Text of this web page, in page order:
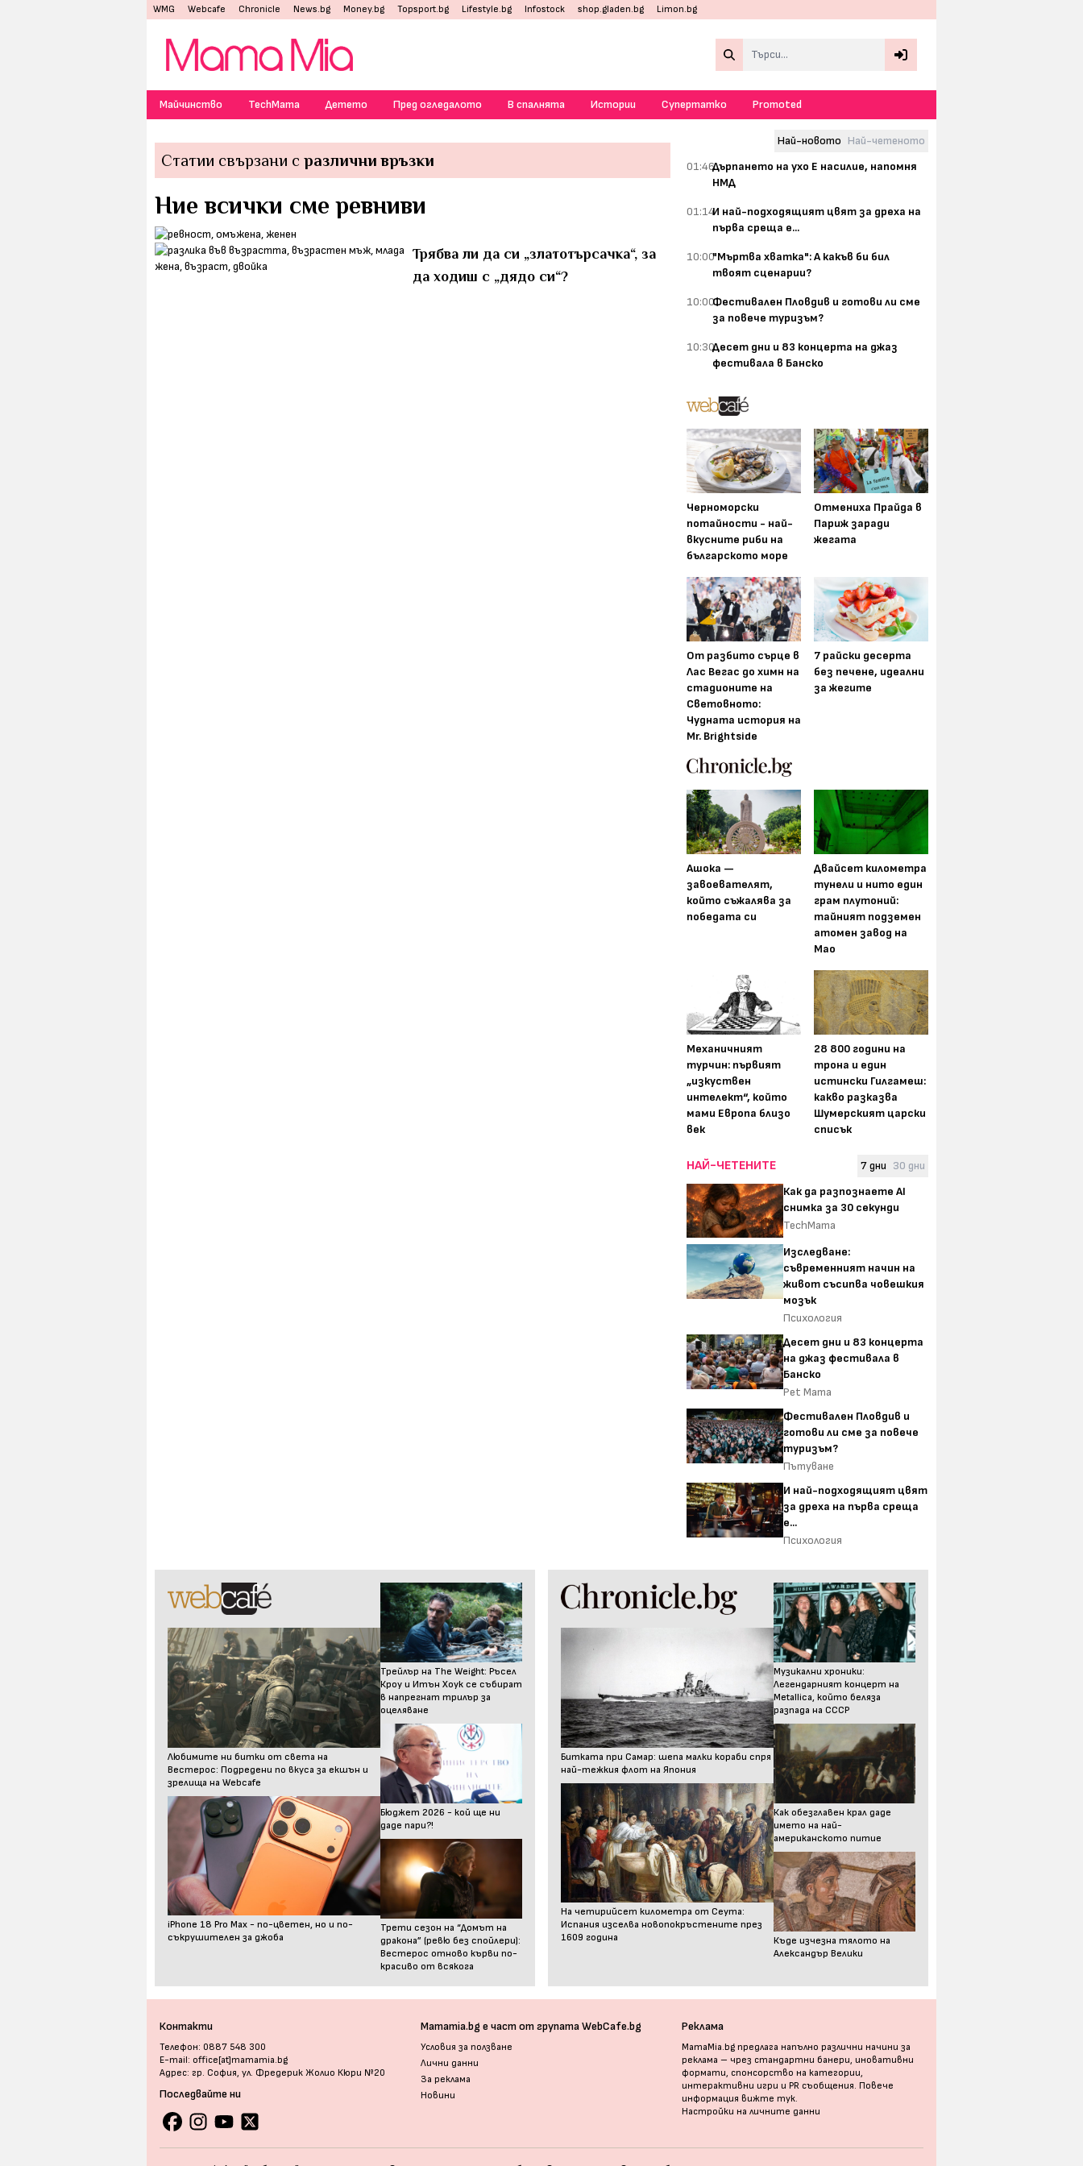
WMG Webcafe Chronicle News.bg Money.bg Topsport.bg Lifestyle.bg Infostock shop.gladen.bg Limon.bg
Майчинство TechMama Детето Пред огледалото В спалнята Истории Супертатко Promoted
Статии свързани с различни връзки
Ние всички сме ревниви
Трябва ли да си „златотърсачка“, за
да ходиш с „дядо си“?
Най-новото Най-четеното
01:46Дърпането на ухо Е насилие, напомня
НМД
01:14И най-подходящият цвят за дреха на
първа среща е...
10:00"Мъртва хватка": А какъв би бил
твоят сценарии?
10:00Фестивален Пловдив и готови ли сме
за повече туризъм?
10:30Десет дни и 83 концерта на джаз
фестивала в Банско
Черноморски
потайности - най-
вкусните риби на
българското море
Отмениха Прайда в
Париж заради
жегата
От разбито сърце в
Лас Вегас до химн на
стадионите на
Световното:
Чудната история на
Mr. Brightside
7 райски десерта
без печене, идеални
за жегите
Ашока —
завоевателят,
който съжалява за
победата си
Двайсет километра
тунели и нито един
грам плутоний:
тайният подземен
атомен завод на
Мао
Механичният
турчин: първият
„изкуствен
интелект“, който
мами Европа близо
век
28 800 години на
трона и един
истински Гилгамеш:
какво разказва
Шумерският царски
списък
НАЙ-ЧЕТЕНИТЕ 7 дни 30 дни
Как да разпознаете AI
снимка за 30 секунди
TechMama
Изследване:
съвременният начин на
живот съсипва човешкия
мозък
Психология
Десет дни и 83 концерта
на джаз фестивала в
Банско
Pet Mama
Фестивален Пловдив и
готови ли сме за повече
туризъм?
Пътуване
И най-подходящият цвят
за дреха на първа среща
е...
Психология
Любимите ни битки от света на
Вестерос: Подредени по вкуса за екшън и
зрелища на Webcafe
iPhone 18 Pro Max - по-цветен, но и по-
съкрушителен за джоба
Трейлър на The Weight: Ръсел
Кроу и Итън Хоук се събират
в напрегнат трилър за
оцеляване
Бюджет 2026 - кой ще ни
даде пари?!
Трети сезон на “Домът на
дракона” (ревю без спойлери):
Вестерос отново кърви по-
красиво от всякога
Битката при Самар: шепа малки кораби спря
най-тежкия флот на Япония
На четирийсет километра от Сеута:
Испания изселва новопокръстените през
1609 година
Музикални хроники:
Легендарният концерт на
Metallica, който беляза
разпада на СССР
Как обезглавен крал даде
името на най-
американското питие
Къде изчезна тялото на
Александър Велики
Контакти
Телефон: 0887 548 300
E-mail: office[at]mamamia.bg
Адрес: гр. София, ул. Фредерик Жолио Кюри №20
Последвайте ни
Mamamia.bg е част от групата WebCafe.bg
Условия за ползване
Лични данни
За реклама
Новини
Реклама
MamaMia.bg предлага напълно различни начини за
реклама – чрез стандартни банери, иновативни
формати, спонсорство на категории,
интерактивни игри и PR съобщения. Повече
информация вижте тук.
Настройки на личните данни